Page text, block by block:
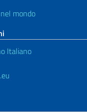
mondo
Italiano